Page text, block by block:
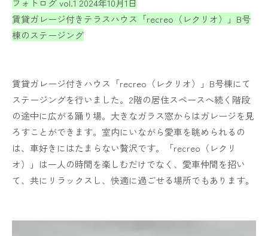
賃貸ガレージ付きテラスハウス「recreo（レクリオ）」B号
棟のステージング
賃貸ガレージ付きハウス「recreo（レクリオ）」B号棟にて
ステージングを行いました。2階の居住スペースへ続く階段
の途中に広がる踊り場。大きなガラス窓からはガレージを見
ろすことができます。室内にいながら愛車を眺められるの
は、車好きにはたまらない贅沢です。「recreo（レクリ
オ）」は一人の時間を楽しむだけでなく、愛車仲間を招い
て、共にリラックスし、快適に過ごせる場所でもあります。